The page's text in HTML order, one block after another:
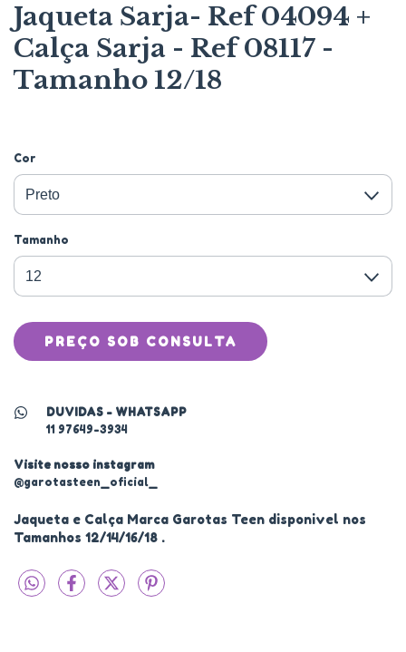
Jaqueta Sarja- Ref 04094 +
Calça Sarja - Ref 08117 -
Tamanho 12/18
Cor
Tamanho
DUVIDAS - WHATSAPP
11 97649-3934
Visite nosso instagram
@garotasteen_oficial_
Jaqueta e Calça Marca Garotas Teen disponivel nos
Tamanhos 12/14/16/18 .